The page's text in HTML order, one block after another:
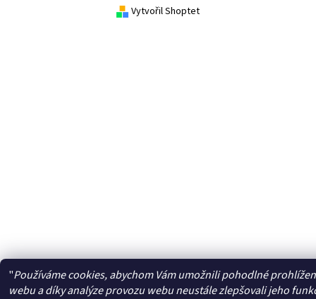
Vytvořil Shoptet
"Používáme cookies, abychom Vám umožnili pohodlné
webu a díky analýze provozu webu neustále zlepšovali jeho